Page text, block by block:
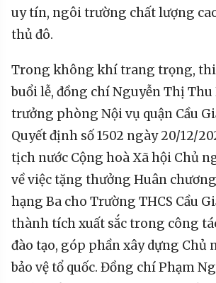
uy tín, ngôi trường chất lượng
thủ đô.
Trong không khí trang trọng,
buổi lễ, đồng chí Nguyễn Thị
trưởng phòng Nội vụ quận Cầu
Quyết định số 1502 ngày 20/12/
tịch nước Cộng hoà Xã hội Chủ
về việc tặng thưởng Huân
hạng Ba cho Trường THCS Cầu
thành tích xuất sắc trong công
đào tạo, góp phần xây dựng Chủ
bảo vệ tổ quốc. Đồng chí Phạm